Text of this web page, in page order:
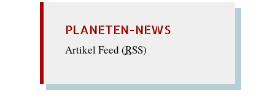
PLANETEN-NEWS
Artikel Feed (RSS)